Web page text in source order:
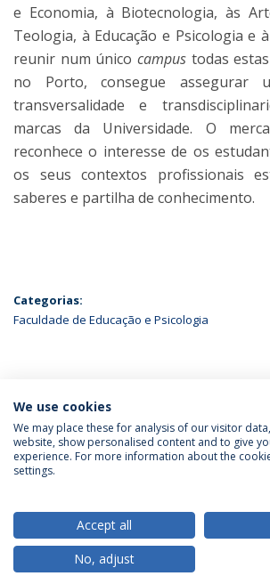
e Economia, à Biotecnologia, às
Teologia, à Educação e Psicologia e
reunir num único campustodas estas
no Porto, consegue assegurar
transversalidade e
marcas da Universidade. O
reconhece o interesse de os
os seus contextos profissionais
saberes e partilha de conhecimento.
Categorias:
Faculdade de Educação e Psicologia
ÚLTIMAS NOTÍCIAS
Política de Privacidade
Termos &
© 2026 Universidade Católica
We use cookies
We may place these for analysis of our visitor
website, show personalised content and to give
experience. For more information about the
settings.
Accept all
No, adjust